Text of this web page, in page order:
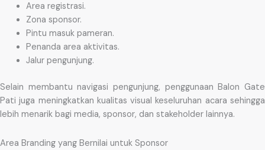
Area registrasi.
Zona sponsor.
Pintu masuk pameran.
Penanda area aktivitas.
Jalur pengunjung.
Selain membantu navigasi pengunjung, penggunaan Balon Gate
Pati juga meningkatkan kualitas visual keseluruhan acara sehingga
lebih menarik bagi media, sponsor, dan stakeholder lainnya.
Area Branding yang Bernilai untuk Sponsor